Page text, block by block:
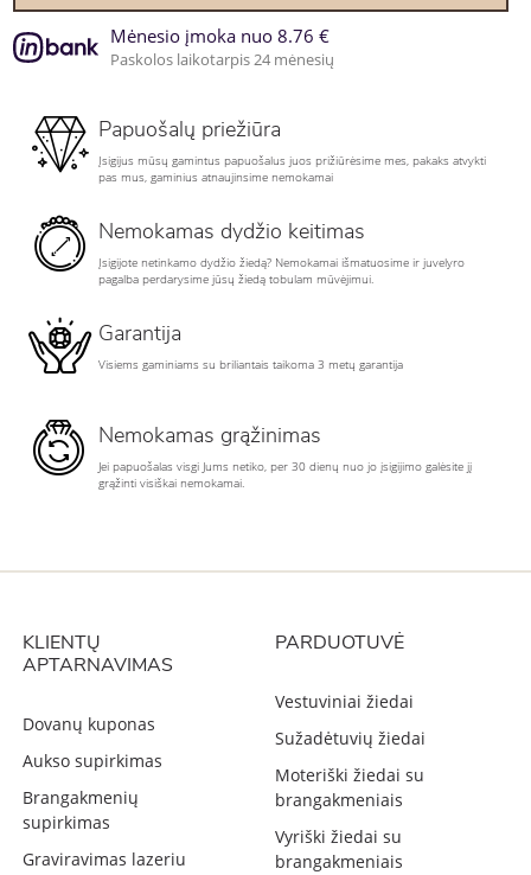
Mėnesio įmoka nuo 8.76 €
Paskolos laikotarpis 24 mėnesių
Papuošalų priežiūra
Įsigijus mūsų gamintus papuošalus juos prižiūrėsime mes, pakaks atvykti
pas mus, gaminius atnaujinsime nemokamai
Nemokamas dydžio keitimas
Įsigijote netinkamo dydžio žiedą? Nemokamai išmatuosime ir juvelyro
pagalba perdarysime jūsų žiedą tobulam mūvėjimui.
Garantija
Visiems gaminiams su briliantais taikoma 3 metų garantija
Nemokamas grąžinimas
Jei papuošalas visgi Jums netiko, per 30 dienų nuo jo įsigijimo galėsite jį
grąžinti visiškai nemokamai.
KLIENTŲ
APTARNAVIMAS
Dovanų kuponas
Aukso supirkimas
Brangakmenių
supirkimas
Graviravimas lazeriu
PARDUOTUVĖ
Vestuviniai žiedai
Sužadėtuvių žiedai
Moteriški žiedai su
brangakmeniais
Vyriški žiedai su
brangakmeniais